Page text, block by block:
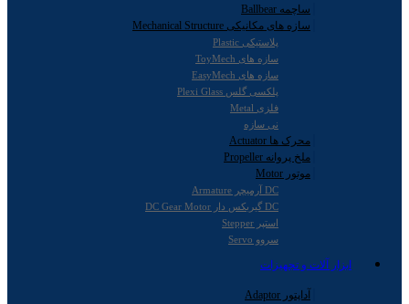
ساچمه Ballbear
سازه های مکانیکی Mechanical Structure
پلاستیکی Plastic
سازه های ToyMech
سازه های EasyMech
پلکسی گلس Plexi Glass
فلزی Metal
نی سازه
محرک ها Actuator
ملخ پروانه Propeller
موتور Motor
DC آرمیچر Armature
DC گیربکس دار DC Gear Motor
استپر Stepper
سروو Servo
ابزار آلات و تجهیزات
آداپتور Adaptor